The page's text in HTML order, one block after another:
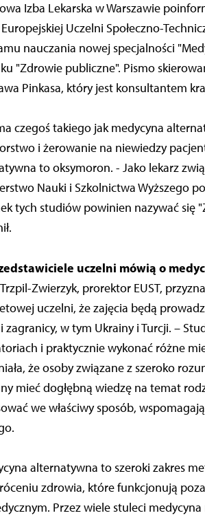
Izba Lekarska w Warszawie
Europejskiej Uczelni Społeczno-
nauczania nowej specjalności
"Zdrowie publiczne". Pismo
Pinkasa, który jest konsultantem
czegoś takiego jak medycyna
i żerowanie na niewiedzy
to oksymoron. - Jako lekarz
Nauki i Szkolnictwa Wyższego
tych studiów powinien nazywać się
uczelni mówią o
Zwierzyk, prorektor EUST,
uczelni, że zajęcia będą
zagranicy, w tym Ukrainy i Turcji. –
i praktycznie wykonać różne
że osoby związane z szeroko
mieć dogłębną wiedzę na temat
we właściwy sposób,
alternatywna to szeroki zakres
zdrowia, które funkcjonują
Przez wiele stuleci